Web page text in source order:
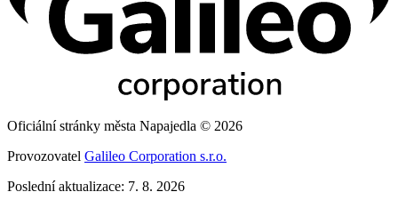
Oficiální stránky města Napajedla © 2026
Provozovatel Galileo Corporation s.r.o.
Poslední aktualizace: 7. 8. 2026